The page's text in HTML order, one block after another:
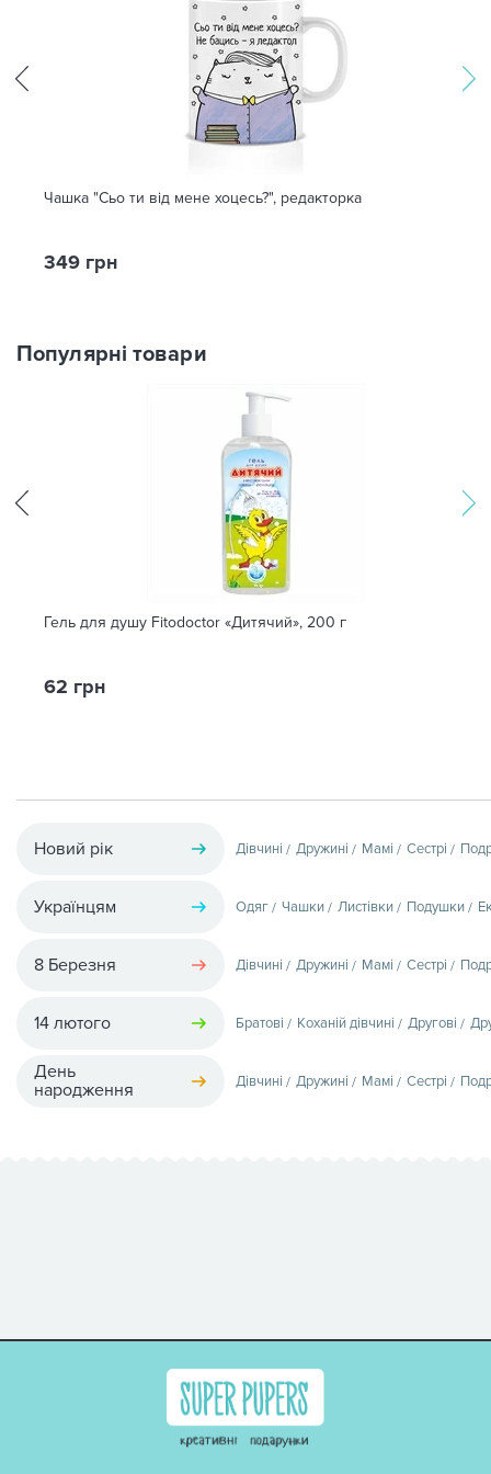
Чашка "Сьо ти від мене хоцесь?", редакторка
349 грн
Популярні товари
Гель для душу Fitodoctor «Дитячий», 200 г
62 грн
Новий рік Дівчині Дружині Мамі Сестрі
Українцям Одяг Чашки Листівки Подушки
8 Березня Дівчині Дружині Мамі Сестрі
14 лютого Братові Коханій дівчині Другові
День
народження
Дівчині Дружині Мамі Сестрі